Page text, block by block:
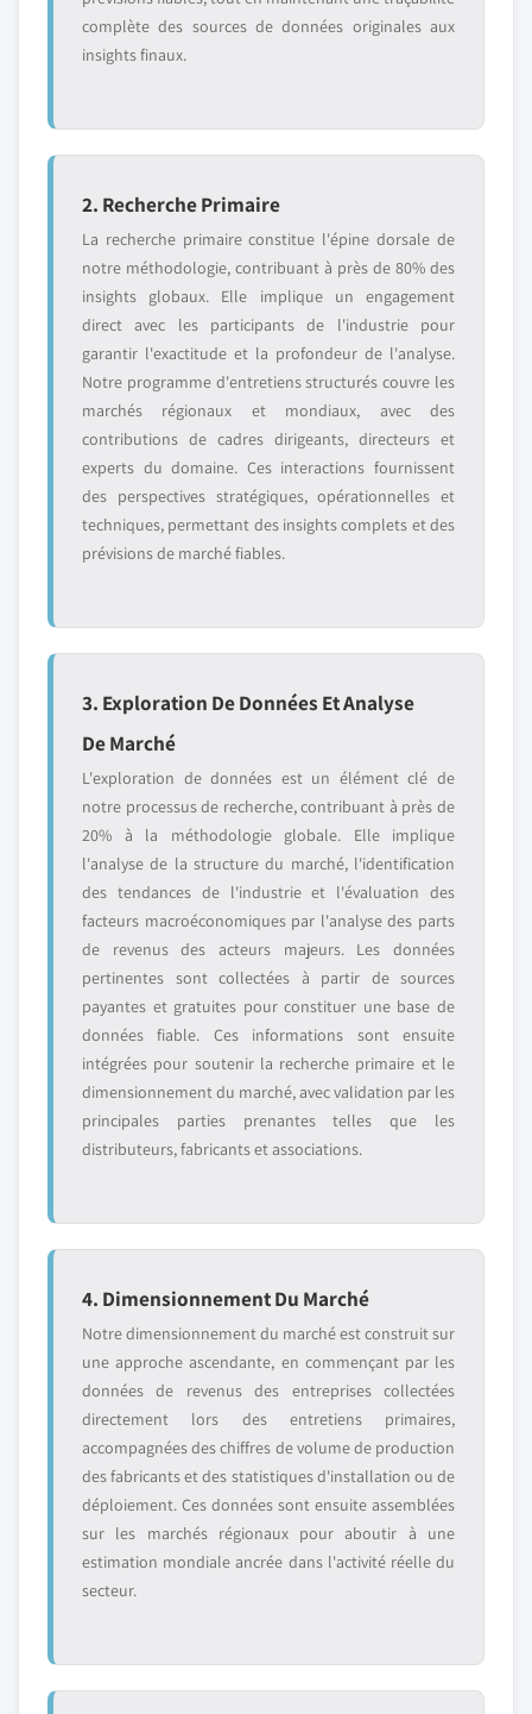
complète des sources de données originales aux
insights finaux.
2. Recherche Primaire
La recherche primaire constitue l'épine dorsale de
notre méthodologie, contribuant à près de 80% des
insights globaux. Elle implique un engagement
direct avec les participants de l'industrie pour
garantir l'exactitude et la profondeur de l'analyse.
Notre programme d'entretiens structurés couvre les
marchés régionaux et mondiaux, avec des
contributions de cadres dirigeants, directeurs et
experts du domaine. Ces interactions fournissent
des perspectives stratégiques, opérationnelles et
techniques, permettant des insights complets et des
prévisions de marché fiables.
3. Exploration De Données Et Analyse
De Marché
L'exploration de données est un élément clé de
notre processus de recherche, contribuant à près de
20% à la méthodologie globale. Elle implique
l'analyse de la structure du marché, l'identification
des tendances de l'industrie et l'évaluation des
facteurs macroéconomiques par l'analyse des parts
de revenus des acteurs majeurs. Les données
pertinentes sont collectées à partir de sources
payantes et gratuites pour constituer une base de
données fiable. Ces informations sont ensuite
intégrées pour soutenir la recherche primaire et le
dimensionnement du marché, avec validation par les
principales parties prenantes telles que les
distributeurs, fabricants et associations.
4. Dimensionnement Du Marché
Notre dimensionnement du marché est construit sur
une approche ascendante, en commençant par les
données de revenus des entreprises collectées
directement lors des entretiens primaires,
accompagnées des chiffres de volume de production
des fabricants et des statistiques d'installation ou de
déploiement. Ces données sont ensuite assemblées
sur les marchés régionaux pour aboutir à une
estimation mondiale ancrée dans l'activité réelle du
secteur.